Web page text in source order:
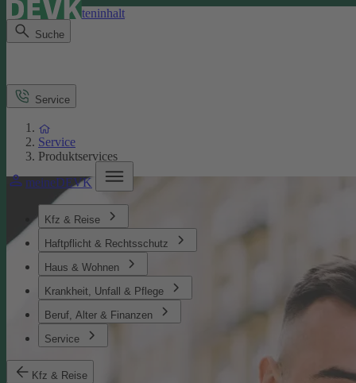
Direkt zum Seiteninhalt
Suche
meineDEVK
Kfz & Reise
Haftpflicht & Rechtsschutz
Haus & Wohnen
Krankheit, Unfall & Pflege
Beruf, Alter & Finanzen
Service
Kfz & Reise
Service
Service
Produktservices